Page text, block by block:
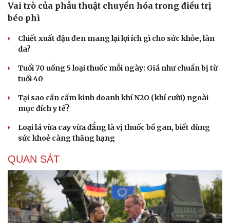
Vai trò của phẫu thuật chuyển hóa trong điều trị
béo phì
Chiết xuất đậu đen mang lại lợi ích gì cho sức khỏe, làn
da?
Tuổi 70 uống 5 loại thuốc mỗi ngày: Giá như chuẩn bị từ
tuổi 40
Tại sao cần cấm kinh doanh khí N2O (khí cười) ngoài
mục đích y tế?
Loại lá vừa cay vừa đắng là vị thuốc bổ gan, biết dùng
sức khoẻ càng thăng hạng
QUAN SÁT